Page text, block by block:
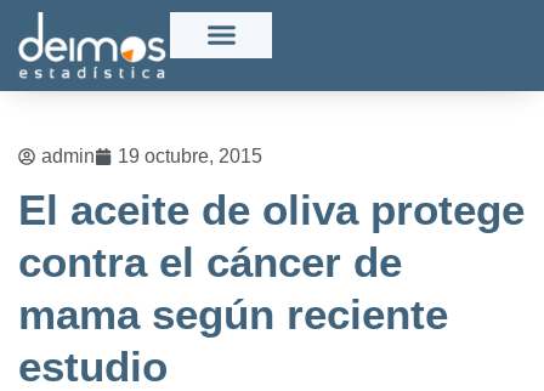
admin 19 octubre, 2015
El aceite de oliva protege
contra el cáncer de
mama según reciente
estudio